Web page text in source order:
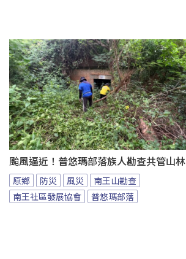
颱風逼近！普悠瑪部落族人勘查共管山林
原鄉 防災 風災
南王山勘查
南王社區發展協會
普悠瑪部落